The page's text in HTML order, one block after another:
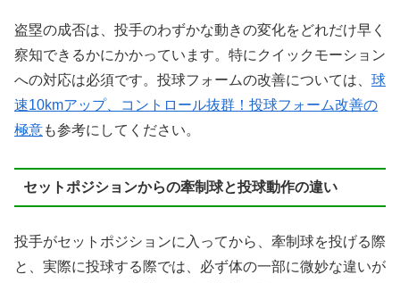
盗塁の成否は、投手のわずかな動きの変化をどれだけ早く
察知できるかにかかっています。特にクイックモーション
への対応は必須です。投球フォームの改善については、 球
速10kmアップ、コントロール抜群！投球フォーム改善の
極意も参考にしてください。
セットポジションからの牽制球と投球動作の違い
投手がセットポジションに入ってから、牽制球を投げる際
と、実際に投球する際では、必ず体の一部に微妙な違いが